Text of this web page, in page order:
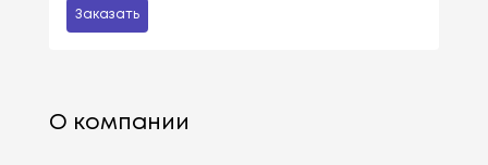
Заказать
О компании